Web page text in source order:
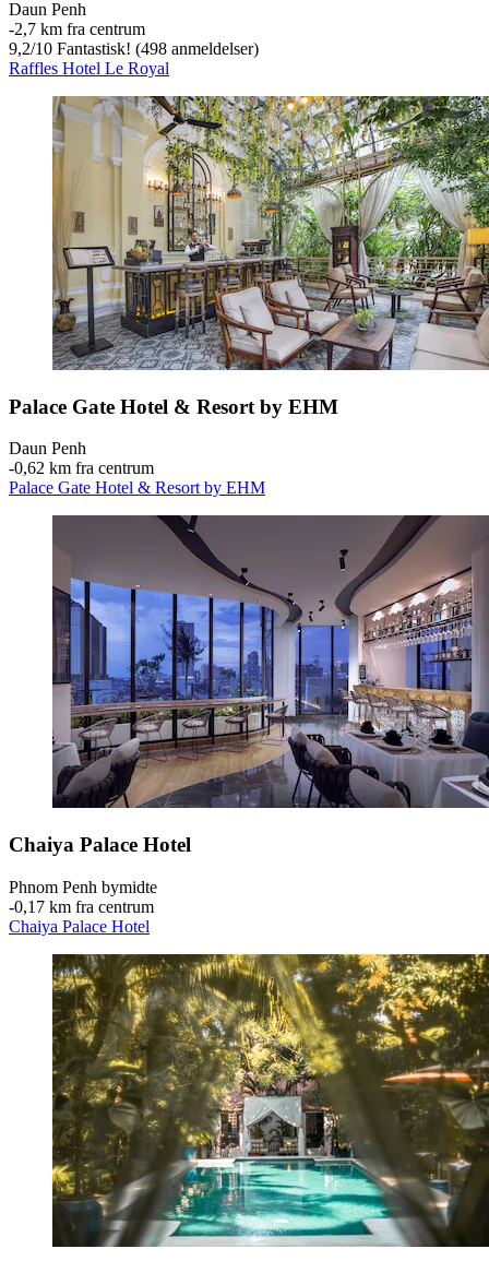
Daun Penh
‐2,7 km fra centrum
9,2/10 Fantastisk! (498 anmeldelser)
Raffles Hotel Le Royal
Palace Gate Hotel & Resort by EHM
Daun Penh
‐0,62 km fra centrum
Palace Gate Hotel & Resort by EHM
Chaiya Palace Hotel
Phnom Penh bymidte
‐0,17 km fra centrum
Chaiya Palace Hotel